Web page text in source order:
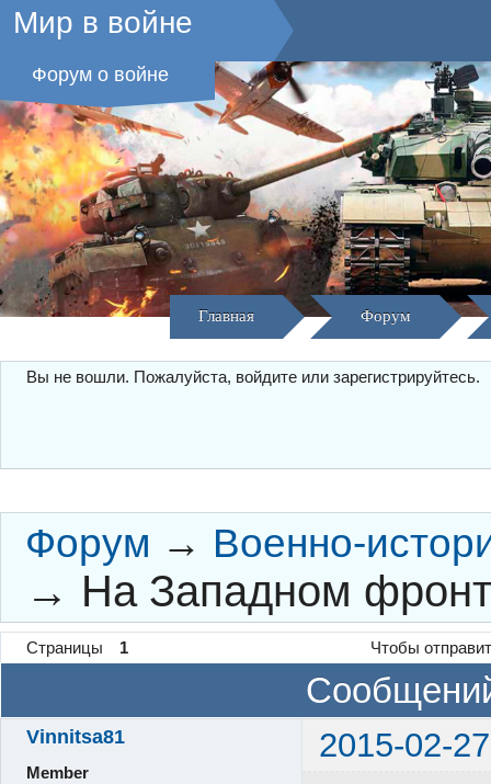
Мир в войне
Форум о войне
Главная Форум
Вы не вошли. Пожалуйста, войдите или зарегистрируйтесь.
Форум → Военно-
→ На Западном
Страницы 1 Чтобы
Vinnitsa81 2015-02-
Member